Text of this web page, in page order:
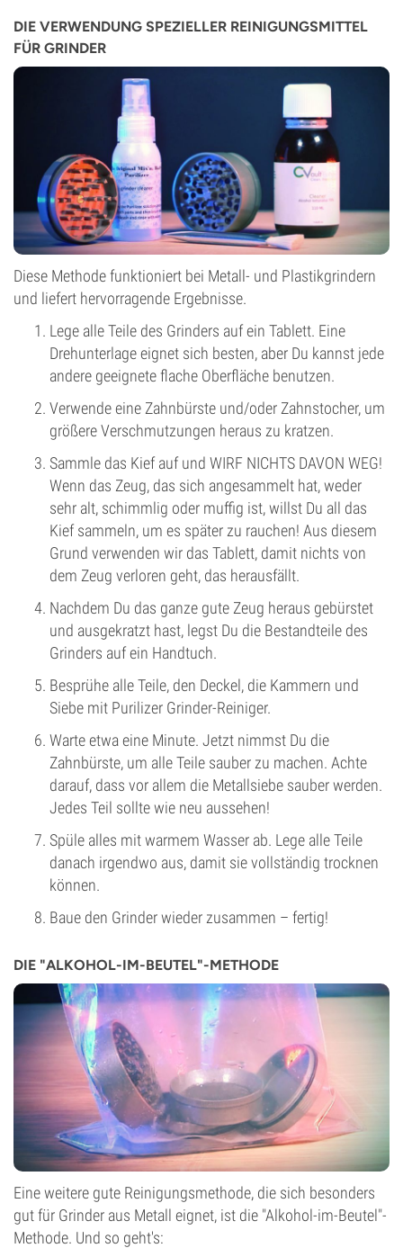
DIE VERWENDUNG SPEZIELLER REINIGUNGSMITTEL
FÜR GRINDER
Diese Methode funktioniert bei Metall- und Plastikgrindern
und liefert hervorragende Ergebnisse.
Lege alle Teile des Grinders auf ein Tablett. Eine
Drehunterlage eignet sich besten, aber Du kannst jede
andere geeignete flache Oberfläche benutzen.
Verwende eine Zahnbürste und/oder Zahnstocher, um
größere Verschmutzungen heraus zu kratzen.
Sammle das Kief auf und WIRF NICHTS DAVON WEG!
Wenn das Zeug, das sich angesammelt hat, weder
sehr alt, schimmlig oder muffig ist, willst Du all das
Kief sammeln, um es später zu rauchen! Aus diesem
Grund verwenden wir das Tablett, damit nichts von
dem Zeug verloren geht, das herausfällt.
Nachdem Du das ganze gute Zeug heraus gebürstet
und ausgekratzt hast, legst Du die Bestandteile des
Grinders auf ein Handtuch.
Besprühe alle Teile, den Deckel, die Kammern und
Siebe mit Purilizer Grinder-Reiniger.
Warte etwa eine Minute. Jetzt nimmst Du die
Zahnbürste, um alle Teile sauber zu machen. Achte
darauf, dass vor allem die Metallsiebe sauber werden.
Jedes Teil sollte wie neu aussehen!
Spüle alles mit warmem Wasser ab. Lege alle Teile
danach irgendwo aus, damit sie vollständig trocknen
können.
Baue den Grinder wieder zusammen – fertig!
DIE "ALKOHOL-IM-BEUTEL"-METHODE
Eine weitere gute Reinigungsmethode, die sich besonders
gut für Grinder aus Metall eignet, ist die "Alkohol-im-Beutel"-
Methode. Und so geht's: